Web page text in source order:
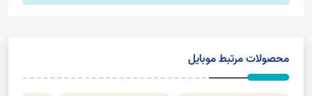
محصولات مرتبط موبایل